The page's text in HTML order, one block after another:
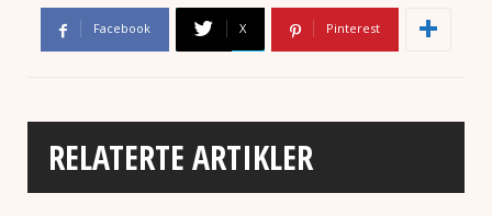
Facebook X Pinterest
RELATERTE ARTIKLER